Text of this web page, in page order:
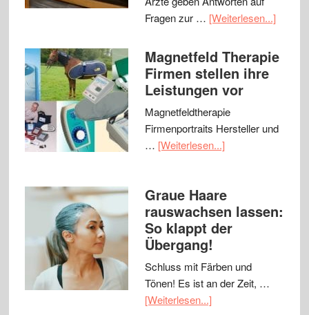
Fragen zur … [Weiterlesen...]
Magnetfeld Therapie
Firmen stellen ihre
Leistungen vor
Magnetfeldtherapie
Firmenportraits Hersteller und
… [Weiterlesen...]
Graue Haare
rauswachsen lassen:
So klappt der
Übergang!
Schluss mit Färben und
Tönen! Es ist an der Zeit, …
[Weiterlesen...]